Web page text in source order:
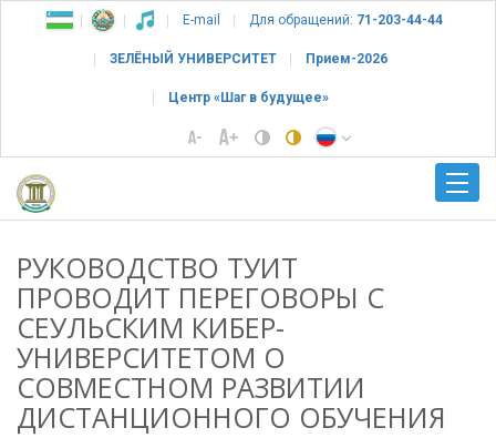
E-mail Для обращений: 71-203-44-44
ЗЕЛЁНЫЙ УНИВЕРСИТЕТ Прием-2026
Центр «Шаг в будущее»
РУКОВОДСТВО ТУИТ
ПРОВОДИТ ПЕРЕГОВОРЫ С
СЕУЛЬСКИМ КИБЕР-
УНИВЕРСИТЕТОМ О
СОВМЕСТНОМ РАЗВИТИИ
ДИСТАНЦИОННОГО ОБУЧЕНИЯ